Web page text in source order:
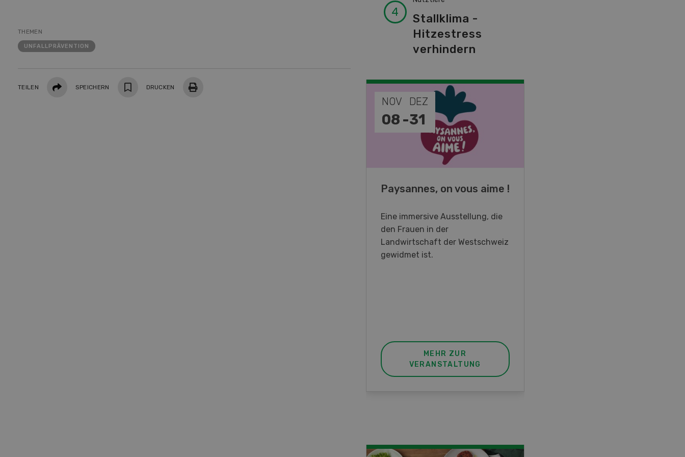
THEMEN
UNFALLPRÄVENTION
TEILEN Teilen SPEICHERN DRUCKEN
Stallklima -
Hitzestress
verhindern
NOV
08 -
DEZ
31
Paysannes, on vous aime !
Eine immersive Ausstellung, die
den Frauen in der
Landwirtschaft der Westschweiz
gewidmet ist.
MEHR ZUR
VERANSTALTUNG